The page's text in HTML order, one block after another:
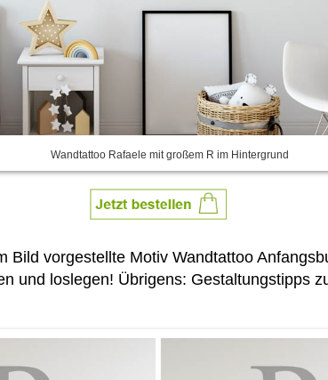
Wandtattoo Rafaele mit großem R im Hintergrund
vorgestellte Motiv Wandtattoo
und loslegen! Übrigens: Gestaltungstipps